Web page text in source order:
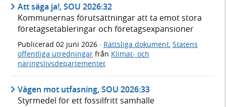
Att säga ja!, SOU 2026:32
Kommunernas förutsättningar att ta emot stora
företagsetableringar och företagsexpansioner
Publicerad 02 juni 2026 · Rättsliga dokument Statens
offentliga utredningar från Klimat- och
näringslivsdepartementet
Vägen mot utfasning, SOU 2026:33
Styrmedel för ett fossilfritt samhälle